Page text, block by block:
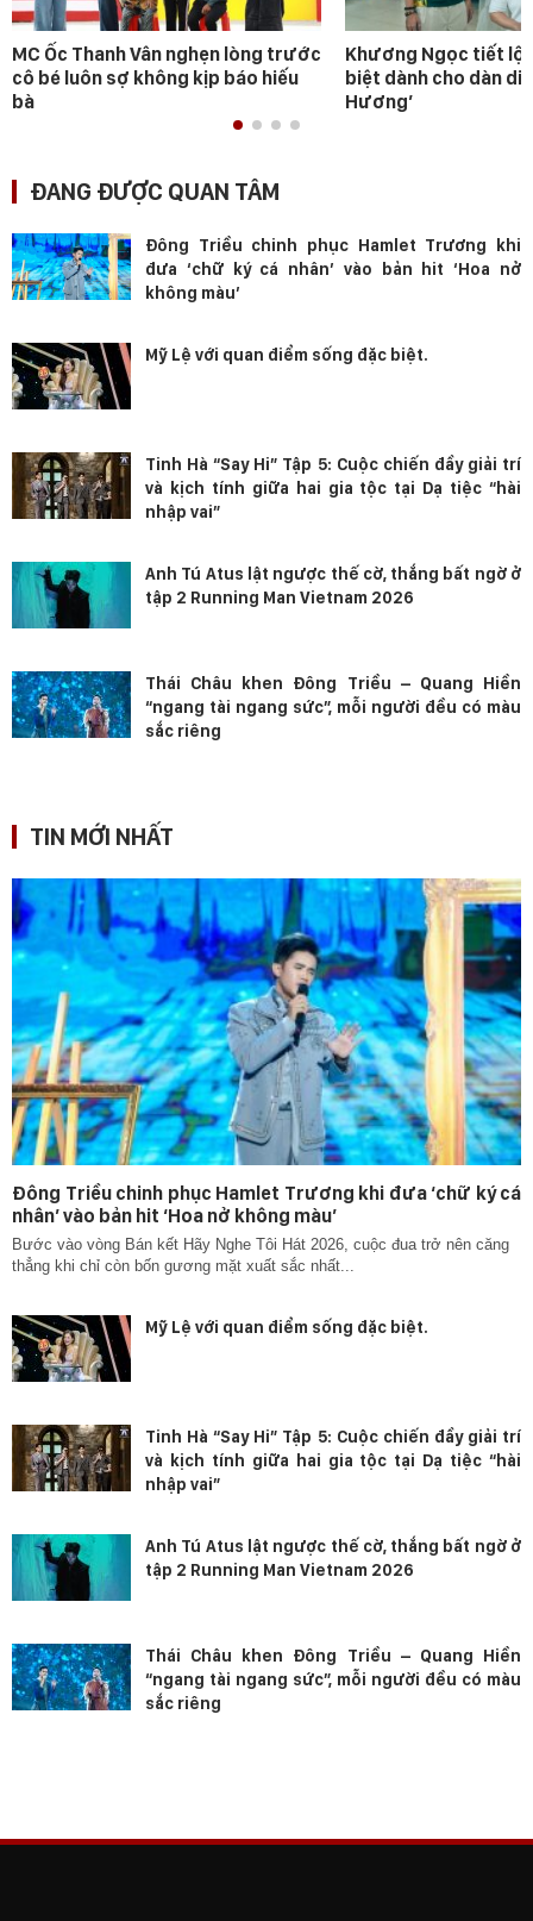
MC Ốc Thanh Vân nghẹn lòng trước
cô bé luôn sợ không kịp báo hiếu
bà
Khương Ngọc tiết lộ
biệt dành cho dàn
Hương’
ĐANG ĐƯỢC QUAN TÂM
Đông Triều chinh phục Hamlet Trương khi
đưa ‘chữ ký cá nhân’ vào bản hit ‘Hoa nở
không màu’
Mỹ Lệ với quan điểm sống đặc biệt.
Tinh Hà “Say Hi” Tập 5: Cuộc chiến đầy giải trí
và kịch tính giữa hai gia tộc tại Dạ tiệc “hài
nhập vai”
Anh Tú Atus lật ngược thế cờ, thắng bất ngờ ở
tập 2 Running Man Vietnam 2026
Thái Châu khen Đông Triều – Quang Hiền
“ngang tài ngang sức”, mỗi người đều có màu
sắc riêng
TIN MỚI NHẤT
Đông Triều chinh phục Hamlet Trương khi đưa ‘chữ ký cá
nhân’ vào bản hit ‘Hoa nở không màu’
Bước vào vòng Bán kết Hãy Nghe Tôi Hát 2026, cuộc đua trở nên căng
thẳng khi chỉ còn bốn gương mặt xuất sắc nhất...
Mỹ Lệ với quan điểm sống đặc biệt.
Tinh Hà “Say Hi” Tập 5: Cuộc chiến đầy giải trí
và kịch tính giữa hai gia tộc tại Dạ tiệc “hài
nhập vai”
Anh Tú Atus lật ngược thế cờ, thắng bất ngờ ở
tập 2 Running Man Vietnam 2026
Thái Châu khen Đông Triều – Quang Hiền
“ngang tài ngang sức”, mỗi người đều có màu
sắc riêng